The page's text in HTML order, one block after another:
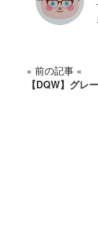
« 前の記事 «
【DQW】グレ